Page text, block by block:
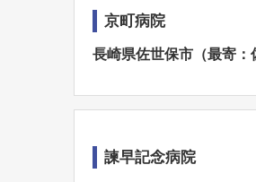
京町病院
長崎県佐世保市（最寄
諫早記念病院